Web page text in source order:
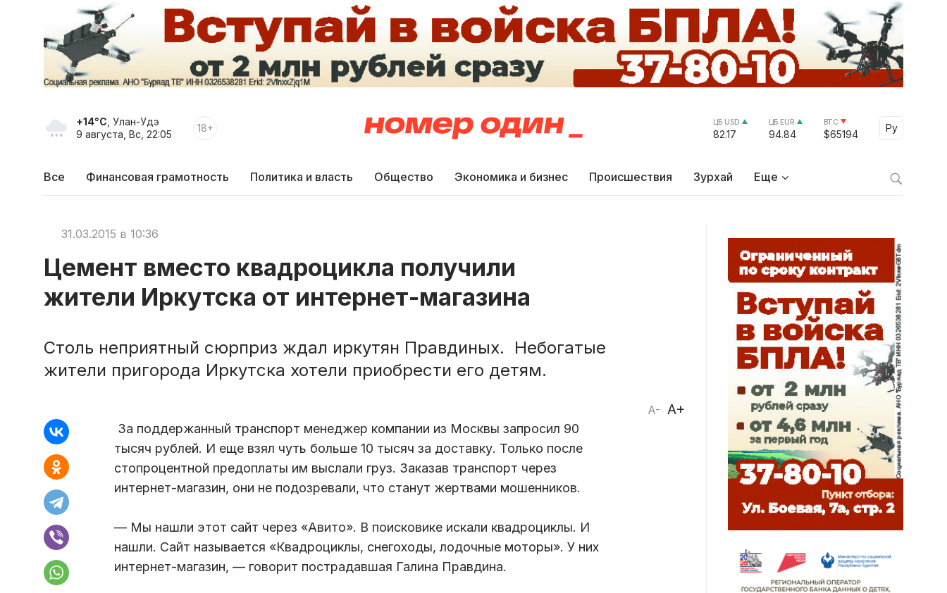
+14°C , Улан-Удэ
9 августа, Вс, 22:05
18+ ЦБ USD
82.17
ЦБ EUR
94.84
BTC
$65194
Ру
Select
Все Финансовая грамотность Политика и власть Общество Экономика и бизнес Происшествия Зурхай Еще
31.03.2015 в 10:36
Цемент вместо квадроцикла получили
жители Иркутска от интернет-магазина
Столь неприятный сюрприз ждал иркутян Правдиных. Небогатые
жители пригорода Иркутска хотели приобрести его детям.
A- A+
За поддержанный транспорт менеджер компании из Москвы запросил 90
тысяч рублей. И еще взял чуть больше 10 тысяч за доставку. Только после
стопроцентной предоплаты им выслали груз. Заказав транспорт через
интернет-магазин, они не подозревали, что станут жертвами мошенников.
— Мы нашли этот сайт через «Авито». В поисковике искали квадроциклы. И
нашли. Сайт называется «Квадроциклы, снегоходы, лодочные моторы». У них
интернет-магазин, — говорит пострадавшая Галина Правдина.